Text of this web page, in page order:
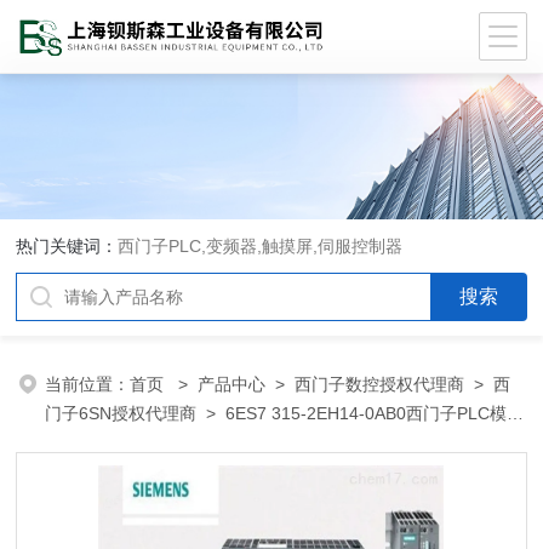
热门关键词：西门子PLC,变频器,触摸屏,伺服控制器
当前位置：首页 > 产品中心 >西门子数控授权代理商 >西
门子6SN授权代理商 > 6ES7 315-2EH14-0AB0西门子PLC模块